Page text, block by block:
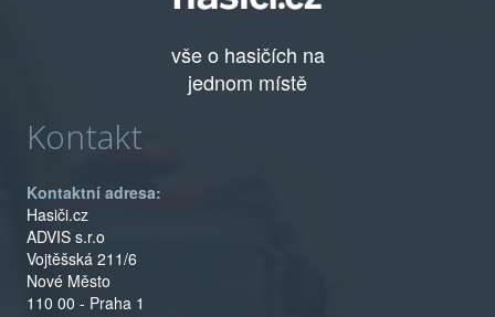
vše o hasičích na
jednom místě
Kontakt
Kontaktní adresa:
Hasiči.cz
ADVIS s.r.o
Vojtěšská 211/6
Nové Město
110 00 - Praha 1